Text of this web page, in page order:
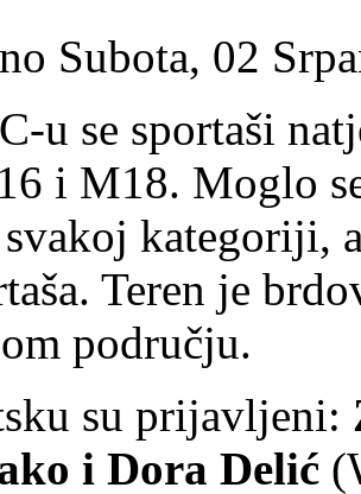
Subota, 02
u se sportaši
i M18. Moglo
svakoj kategoriji,
Teren je
području.
su prijavljeni:
i Dora Delić